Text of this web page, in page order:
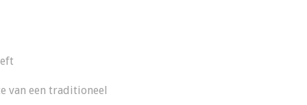
van een traditioneel